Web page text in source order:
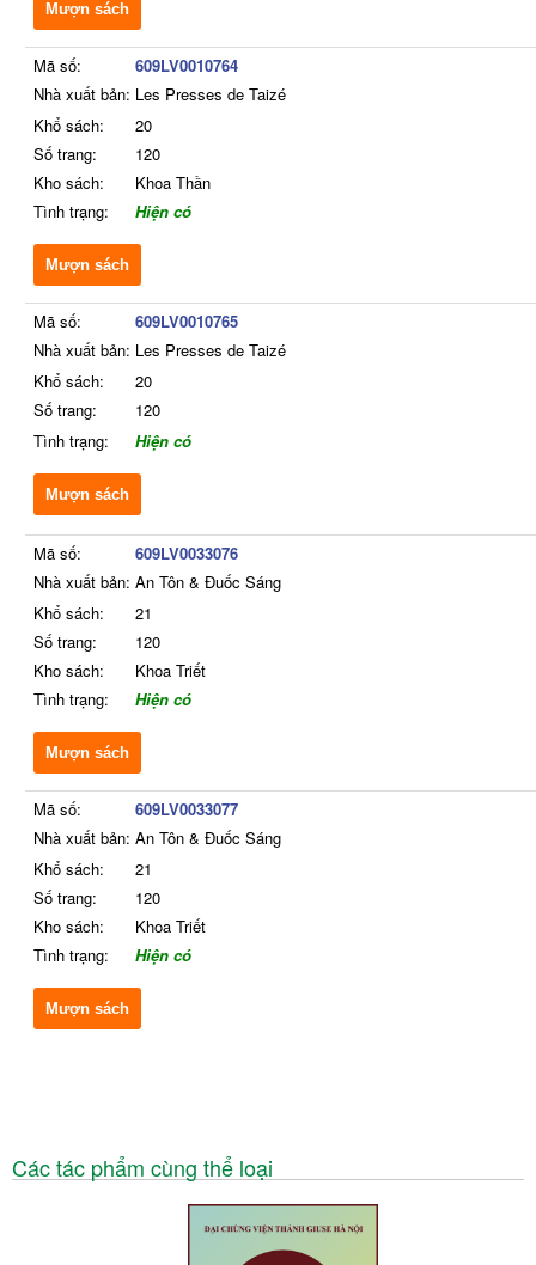
Mượn sách
Mã số:
609LV0010764
Nhà xuất bản: Les Presses de Taizé
Khổ sách:
20
Số trang:
120
Kho sách:
Khoa Thần
Tình trạng:
Hiện có
Mượn sách
Mã số:
609LV0010765
Nhà xuất bản: Les Presses de Taizé
Khổ sách:
20
Số trang:
120
Tình trạng:
Hiện có
Mượn sách
Mã số:
609LV0033076
Nhà xuất bản: An Tôn & Đuốc Sáng
Khổ sách:
21
Số trang:
120
Kho sách:
Khoa Triết
Tình trạng:
Hiện có
Mượn sách
Mã số:
609LV0033077
Nhà xuất bản: An Tôn & Đuốc Sáng
Khổ sách:
21
Số trang:
120
Kho sách:
Khoa Triết
Tình trạng:
Hiện có
Mượn sách
Các tác phẩm cùng thể loại